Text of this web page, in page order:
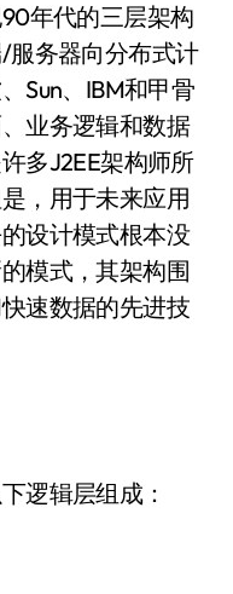
年代的三层架构
服务器向分布式计
Sun、IBM和甲骨
业务逻辑和数据
多J2EE架构师所
，用于未来应用
设计模式根本没
模式，其架构围
速数据的先进技
辑层组成：